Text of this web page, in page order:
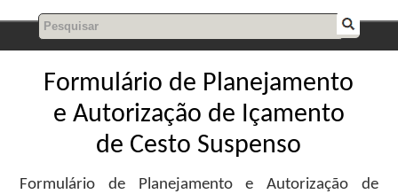
Formulário de Planejamento
e Autorização de Içamento
de Cesto Suspenso
Formulário de Planejamento e Autorização de